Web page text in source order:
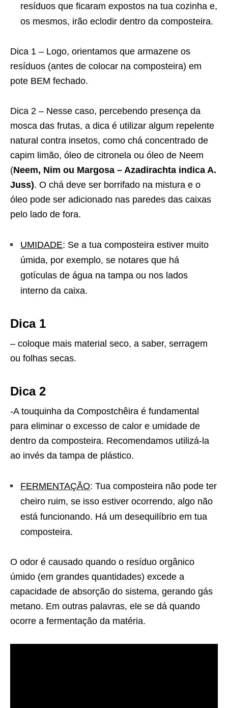
resíduos que ficaram expostos na tua cozinha e,
os mesmos, irão eclodir dentro da composteira.
Dica 1 – Logo, orientamos que armazene os
resíduos (antes de colocar na composteira) em
pote BEM fechado.
Dica 2 – Nesse caso, percebendo presença da
mosca das frutas, a dica é utilizar algum repelente
natural contra insetos, como chá concentrado de
capim limão, óleo de citronela ou óleo de Neem
(Neem, Nim ou Margosa – Azadirachta indica A.
Juss). O chá deve ser borrifado na mistura e o
óleo pode ser adicionado nas paredes das caixas
pelo lado de fora.
UMIDADE: Se a tua composteira estiver muito
úmida, por exemplo, se notares que há
gotículas de água na tampa ou nos lados
interno da caixa.
Dica 1
– coloque mais material seco, a saber, serragem
ou folhas secas.
Dica 2
-A touquinha da Compostchêira é fundamental
para eliminar o excesso de calor e umidade de
dentro da composteira. Recomendamos utilizá-la
ao invés da tampa de plástico.
FERMENTAÇÃO: Tua composteira não pode ter
cheiro ruim, se isso estiver ocorrendo, algo não
está funcionando. Há um desequilíbrio em tua
composteira.
O odor é causado quando o resíduo orgânico
úmido (em grandes quantidades) excede a
capacidade de absorção do sistema, gerando gás
metano. Em outras palavras, ele se dá quando
ocorre a fermentação da matéria.